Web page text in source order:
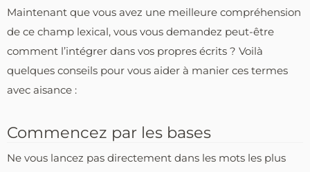
Maintenant que vous avez une meilleure compréhension
de ce champ lexical, vous vous demandez peut-être
comment l’intégrer dans vos propres écrits ? Voilà
quelques conseils pour vous aider à manier ces termes
avec aisance :
Commencez par les bases
Ne vous lancez pas directement dans les mots les plus